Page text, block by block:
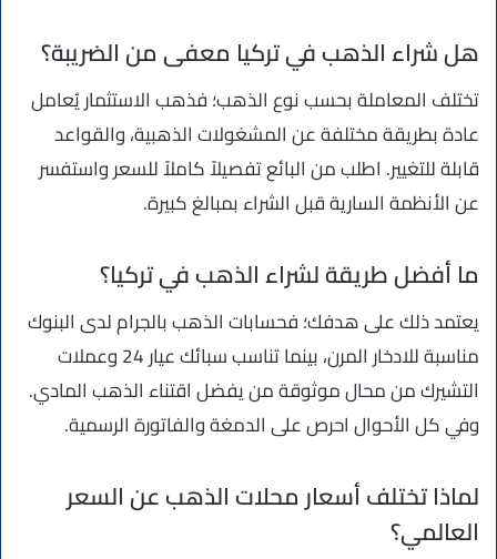
هل شراء الذهب في تركيا معفى من الضريبة؟
تختلف المعاملة بحسب نوع الذهب؛ فذهب الاستثمار يُعامل
عادة بطريقة مختلفة عن المشغولات الذهبية، والقواعد
قابلة للتغيير. اطلب من البائع تفصيلاً كاملاً للسعر واستفسر
عن الأنظمة السارية قبل الشراء بمبالغ كبيرة.
ما أفضل طريقة لشراء الذهب في تركيا؟
يعتمد ذلك على هدفك؛ فحسابات الذهب بالجرام لدى البنوك
مناسبة للادخار المرن، بينما تناسب سبائك عيار 24 وعملات
التشيرك من محال موثوقة من يفضل اقتناء الذهب المادي.
وفي كل الأحوال احرص على الدمغة والفاتورة الرسمية.
لماذا تختلف أسعار محلات الذهب عن السعر
العالمي؟